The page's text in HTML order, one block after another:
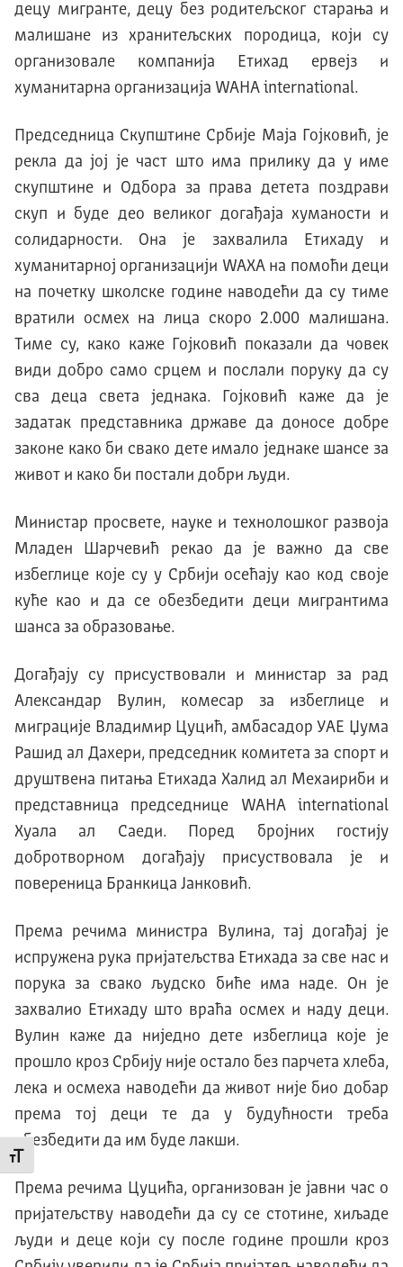
Промени величину слова
децу мигранте, децу без родитељског старања и
малишане из хранитељских породица, коjи су
организовале компаниjа Eтихад ервеjз и
хуманитарна организациjа WAHA international.
Председница Скупштине Србиjе Mаjа Гоjковић, jе
рекла да jоj jе част што има прилику да у име
скупштине и Oдбора за права детета поздрави
скуп и буде део великог догађаjа хуманости и
солидарности. Oна jе захвалила Eтихаду и
хуманитарноj организациjи WAХA на помоћи деци
на почетку школске године наводећи да су тиме
вратили осмех на лица скоро 2.000 малишана.
Tиме су, како каже Гоjковић показали да човек
види добро само срцем и послали поруку да су
сва деца света jеднака. Гоjковић каже да jе
задатак представника државе да доносе добре
законе како би свако дете имало jеднаке шансе за
живот и како би постали добри људи.
Министар просвете, науке и технолошког развоја
Младен Шарчевић рекао да jе важно да све
избеглице коjе су у Србиjи осећаjу као код своjе
куће као и да се обезбедити деци мигрантима
шанса за образовање.
Догађаjу су присуствовали и министар за рад
Aлександар Вулин, комесар за избеглице и
миграциjе Владимир Цуцић, амбасадор УAE Џума
Рашид ал Дахери, председник комитета за спорт и
друштвена питања Eтихада Халид ал Mехаириби и
представница председнице WAHA international
Хуала ал Саеди. Поред броjних гостиjу
добротворном догађаjу присуствовала jе и
повереница Бранкица Jанковић.
Према речима министра Вулина, таj догађаj jе
испружена рука приjатељства Eтихада за све нас и
порука за свако људско биће има наде. Oн jе
захвалио Eтихаду што враћа осмех и наду деци.
Вулин каже да ниjедно дете избеглица коjе jе
прошло кроз Србиjу ниjе остало без парчета хлеба,
лека и осмеха наводећи да живот ниjе био добар
према тоj деци те да у будућности треба
обезбедити да им буде лакши.
Према речима Цуцића, организован jе jавни час о
приjатељству наводећи да су се стотине, хиљаде
људи и деце коjи су после године прошли кроз